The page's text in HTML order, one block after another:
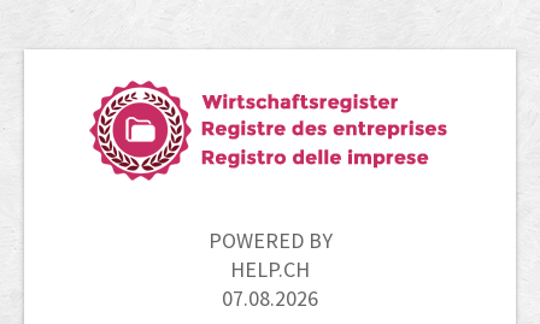
POWERED BY
HELP.CH
07.08.2026